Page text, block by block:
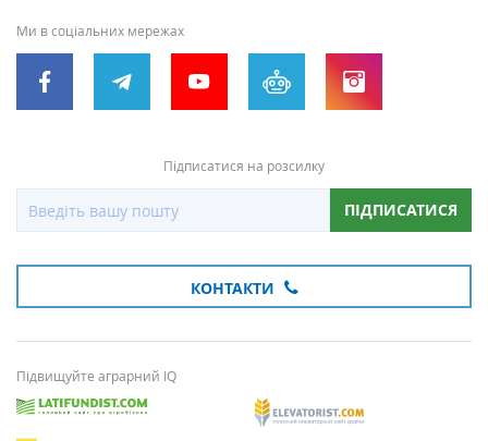
Ми в соціальних мережах
Підписатися на розсилку
ПІДПИСАТИСЯ
КОНТАКТИ
Підвищуйте аграрний IQ